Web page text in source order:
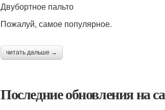
Двубортное пальто
Пожалуй, самое популярное.
читать дальше →
Последние обновления на